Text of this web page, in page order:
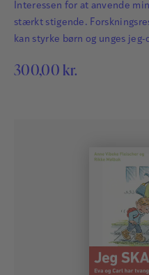
Interessen for at anvende
stærkt stigende.
kan styrke børn og unges
ubehag og stress.
300,00 kr.